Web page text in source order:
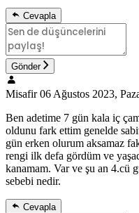
Cevapla
Gönder
Misafir 06 Ağustos 2023,
Ben adetime 7 gün kala iç
oldunu fark ettim genelde
gün erken olurum aksamaz
rengi ilk defa gördüm ve
kanamam. Var ve şu an 4.cü
sebebi nedir.
Cevapla